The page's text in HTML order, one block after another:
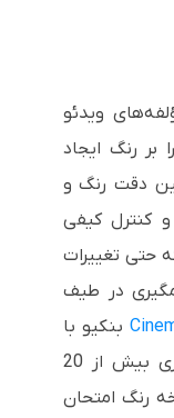
ویدئو
بر رنگ ایجاد
دقت رنگ و
کنترل کیفی
حتی تغییرات
در طیف
بنکیو با
استفاده از معیارهای دقیق نانومتری بیش از 20
رنگ امتحان